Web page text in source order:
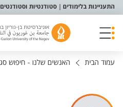
תפריט נגישות
התעניינות בלימודים סטודנטיות וסטודנטים
עמוד הבית האנשים שלנו - חיפוש